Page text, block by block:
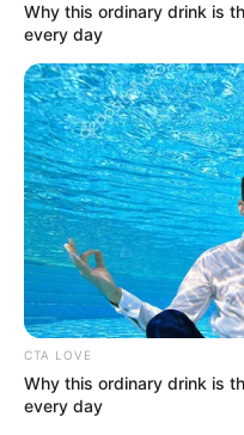
LIHAT
Why this ordinary drink is
every day
CTA LOVE
Why this ordinary drink is
every day